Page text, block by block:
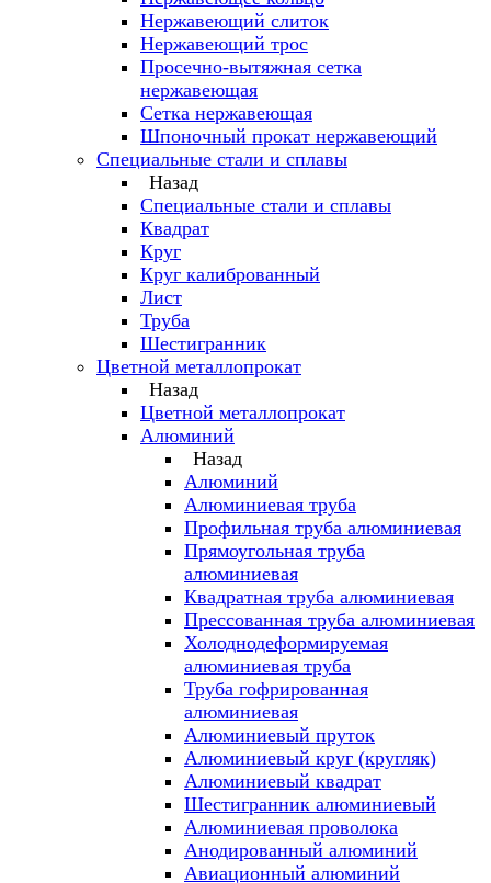
Нержавеющий слиток
Нержавеющий трос
Просечно-вытяжная сетка
нержавеющая
Сетка нержавеющая
Шпоночный прокат нержавеющий
Специальные стали и сплавы
Назад
Специальные стали и сплавы
Квадрат
Круг
Круг калиброванный
Лист
Труба
Шестигранник
Цветной металлопрокат
Назад
Цветной металлопрокат
Алюминий
Назад
Алюминий
Алюминиевая труба
Профильная труба алюминиевая
Прямоугольная труба
алюминиевая
Квадратная труба алюминиевая
Прессованная труба алюминиевая
Холоднодеформируемая
алюминиевая труба
Труба гофрированная
алюминиевая
Алюминиевый пруток
Алюминиевый круг (кругляк)
Алюминиевый квадрат
Шестигранник алюминиевый
Алюминиевая проволока
Анодированный алюминий
Авиационный алюминий